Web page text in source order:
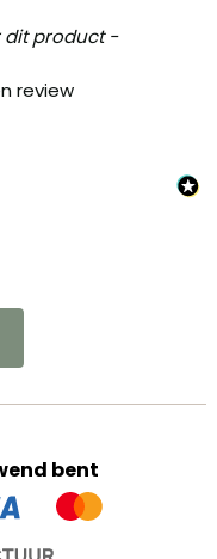
dit product -
review
bent